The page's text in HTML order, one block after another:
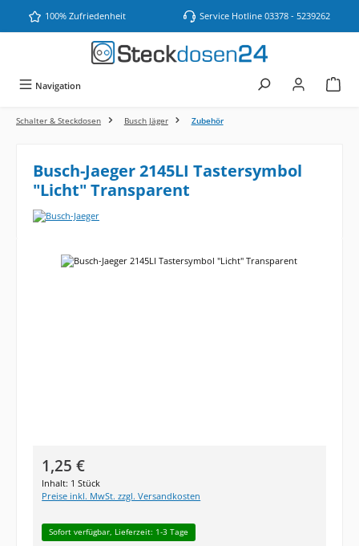
Zum Hauptinhalt springen
100% Zufriedenheit Service Hotline 03378 - 5239262
Navigation
Schalter & Steckdosen Busch Jäger Zubehör
Busch-Jaeger 2145LI Tastersymbol
"Licht" Transparent
Bildergalerie überspringen
Regulärer Preis:
1,25 €
Inhalt: 1 Stück
Preise inkl. MwSt. zzgl. Versandkosten
Sofort verfügbar, Lieferzeit: 1-3 Tage